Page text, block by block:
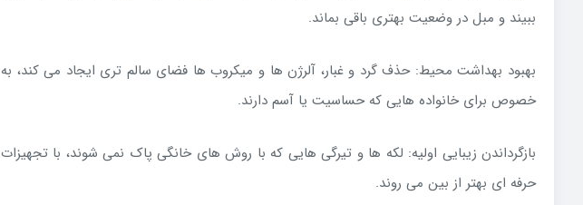
ببیند و مبل در وضعیت بهتری باقی بماند.
بهبود بهداشت محیط: حذف گرد و غبار، آلرژن ها و میکروب ها فضای سالم تری ایجاد می کند، به
خصوص برای خانواده هایی که حساسیت یا آسم دارند.
بازگرداندن زیبایی اولیه: لکه ها و تیرگی هایی که با روش های خانگی پاک نمی شوند، با تجهیزات
حرفه ای بهتر از بین می روند.